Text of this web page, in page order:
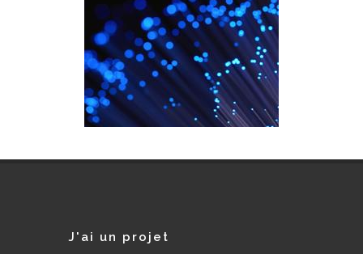
J'ai un projet